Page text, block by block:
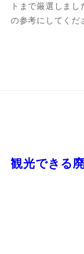
トまで厳選しま
の参考にしてくだ
観光できる